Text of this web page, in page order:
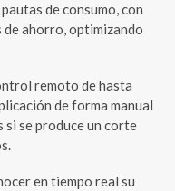
de consumo, con
de ahorro, optimizando
remoto de hasta
de forma manual
se produce un corte
en tiempo real su